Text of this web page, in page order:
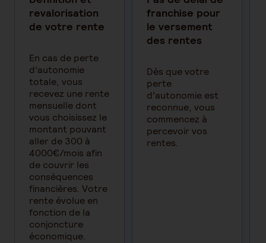
revalorisation
de votre rente
En cas de perte
d’autonomie
totale, vous
recevez une rente
mensuelle dont
vous choisissez le
montant pouvant
aller de 300 à
4000€/mois afin
de couvrir les
conséquences
financières. Votre
rente évolue en
fonction de la
conjoncture
économique.
franchise pour
le versement
des rentes
Dès que votre
perte
d’autonomie est
reconnue, vous
commencez à
percevoir vos
rentes.